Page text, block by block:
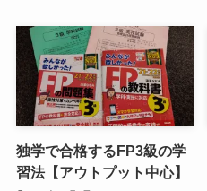
独学で合格するFP3級の学
習法【アウトプット中心】